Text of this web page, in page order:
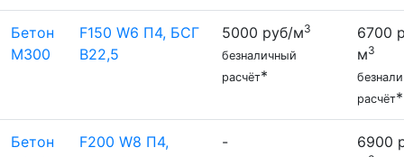
Бетон
М300
F150 W6 П4, БСГ
В22,5
5000 руб/м3
безналичный
расчёт*
6700
м3
расчёт*
Бетон
F200 W8 П4,
-
6900